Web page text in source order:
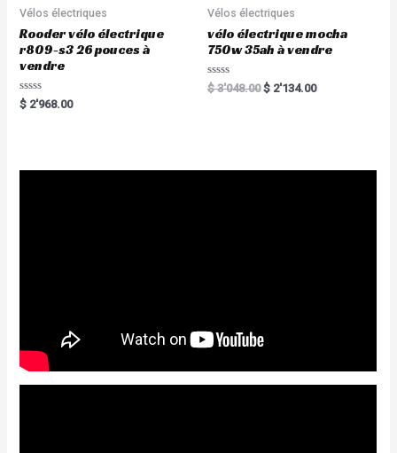
5
Vélos électriques
Rooder vélo électrique
r809-s3 26 pouces à
vendre
R
a
$ 2'968.00
Vélos électriques
vélo électrique mocha
750w 35ah à vendre
R
a
t
$3'048.00 $ 2'134.00